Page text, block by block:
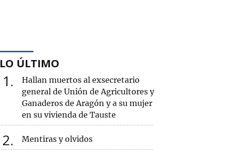
LO ÚLTIMO
1
Hallan muertos al exsecretario
general de Unión de Agricultores y
Ganaderos de Aragón y a su mujer
en su vivienda de Tauste
2 Mentiras y olvidos